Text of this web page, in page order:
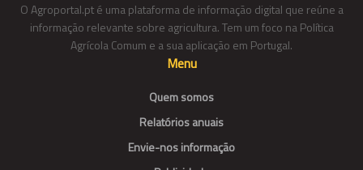
O Agroportal.pt é uma plataforma de informação digital que reúne a
informação relevante sobre agricultura. Tem um foco na Política
Agrícola Comum e a sua aplicação em Portugal.
Menu
Quem somos
Relatórios anuais
Envie-nos informação